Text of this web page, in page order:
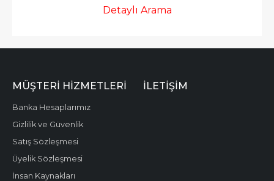
Detaylı Arama
MÜŞTERI HIZMETLERI
Banka Hesaplarımız
Gizlilik ve Güvenlik
Satış Sözleşmesi
Üyelik Sözleşmesi
İnsan Kaynakları
İLETIŞIM